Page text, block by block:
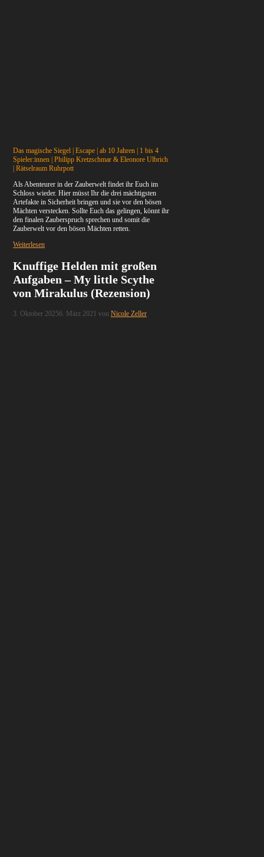
Das magische Siegel | Escape | ab 10 Jahren | 1 bis 4
Spieler:innen | Philipp Kretzschmar & Eleonore Ulbrich
| Rätselraum Ruhrpott
Als Abenteurer in der Zauberwelt findet ihr Euch im
Schloss wieder. Hier müsst Ihr die drei mächtigsten
Artefakte in Sicherheit bringen und sie vor den bösen
Mächten verstecken. Sollte Euch das gelingen, könnt ihr
den finalen Zauberspruch sprechen und somit die
Zauberwelt vor den bösen Mächten retten.
Weiterlesen
Knuffige Helden mit großen
Aufgaben – My little Scythe
von Mirakulus (Rezension)
3. Oktober 20256. März 2021 vonNicole Zeller